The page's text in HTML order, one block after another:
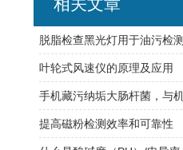
脱脂检查黑光灯用于油污检测
叶轮式风速仪的原理及应用
提高磁粉检测效率和可靠性